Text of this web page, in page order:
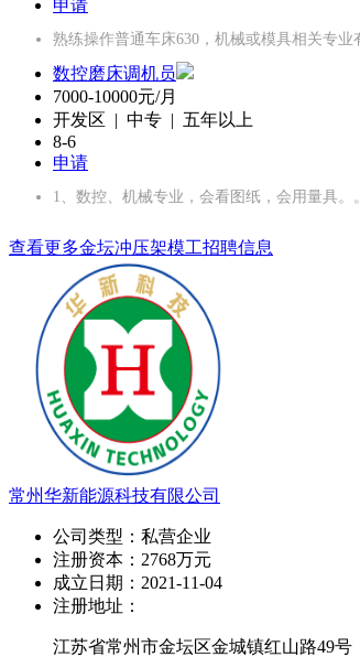
申请
熟练操作普通车床630，机械或模具相关专
数控磨床调机员
7000-10000元/月
开发区 | 中专 | 五年以上
8-6
申请
1、数控、机械专业，会看图纸，会用量具
查看更多金坛冲压架模工招聘信息
常州华新能源科技有限公司
公司类型： 私营企业
注册资本： 2768万元
成立日期： 2021-11-04
注册地址：
江苏省常州市金坛区金城镇红山路49号